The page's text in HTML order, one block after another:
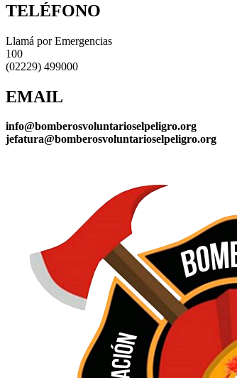
TELÉFONO
Llamá por Emergencias
100
(02229) 499000
EMAIL
info@bomberosvoluntarioselpeligro.org
jefatura@bomberosvoluntarioselpeligro.org